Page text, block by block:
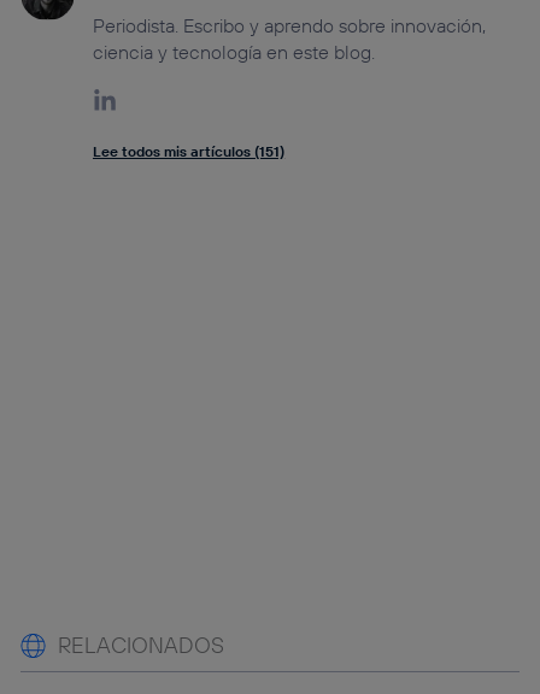
Periodista. Escribo y aprendo sobre innovación,
ciencia y tecnología en este blog.
Lee todos mis artículos (151)
RELACIONADOS